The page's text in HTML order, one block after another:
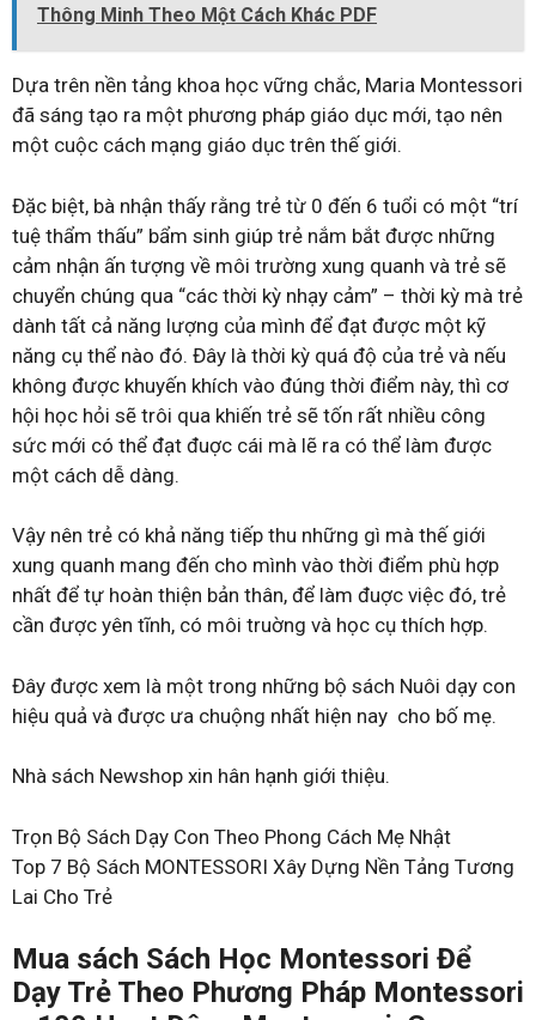
Thông Minh Theo Một Cách Khác PDF
Dựa trên nền tảng khoa học vững chắc, Maria Montessori
đã sáng tạo ra một phương pháp giáo dục mới, tạo nên
một cuộc cách mạng giáo dục trên thế giới.
Đặc biệt, bà nhận thấy rằng trẻ từ 0 đến 6 tuổi có một “trí
tuệ thẩm thấu” bẩm sinh giúp trẻ nắm bắt được những
cảm nhận ấn tượng về môi trường xung quanh và trẻ sẽ
chuyển chúng qua “các thời kỳ nhạy cảm” – thời kỳ mà trẻ
dành tất cả năng lượng của mình để đạt được một kỹ
năng cụ thể nào đó. Đây là thời kỳ quá độ của trẻ và nếu
không được khuyến khích vào đúng thời điểm này, thì cơ
hội học hỏi sẽ trôi qua khiến trẻ sẽ tốn rất nhiều công
sức mới có thể đạt đuợc cái mà lẽ ra có thể làm được
một cách dễ dàng.
Vậy nên trẻ có khả năng tiếp thu những gì mà thế giới
xung quanh mang đến cho mình vào thời điểm phù hợp
nhất để tự hoàn thiện bản thân, để làm đuợc việc đó, trẻ
cần được yên tĩnh, có môi truờng và học cụ thích hợp.
Đây được xem là một trong những bộ sách Nuôi dạy con
hiệu quả và được ưa chuộng nhất hiện nay cho bố mẹ.
Nhà sách Newshop xin hân hạnh giới thiệu.
Trọn Bộ Sách Dạy Con Theo Phong Cách Mẹ Nhật
Top 7 Bộ Sách MONTESSORI Xây Dựng Nền Tảng Tương
Lai Cho Trẻ
Mua sách Sách Học Montessori Để
Dạy Trẻ Theo Phương Pháp Montessori